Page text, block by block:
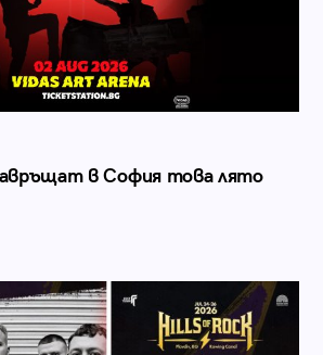
в София това лято